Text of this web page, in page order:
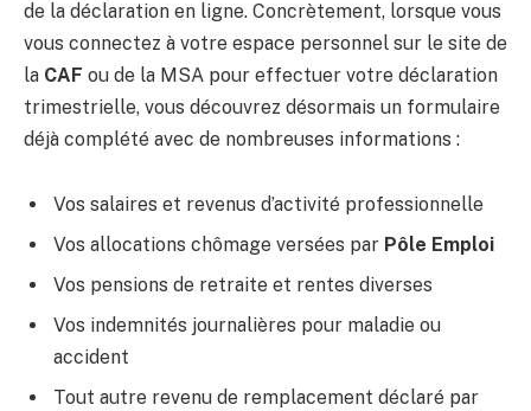
de la déclaration en ligne. Concrètement, lorsque vous
vous connectez à votre espace personnel sur le site de
la CAF ou de la MSA pour effectuer votre déclaration
trimestrielle, vous découvrez désormais un formulaire
déjà complété avec de nombreuses informations :
Vos salaires et revenus d’activité professionnelle
Vos allocations chômage versées par Pôle Emploi
Vos pensions de retraite et rentes diverses
Vos indemnités journalières pour maladie ou
accident
Tout autre revenu de remplacement déclaré par